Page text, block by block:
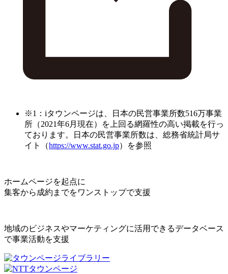
※1：iタウンページは、日本の民営事業所数516万事業
所（2021年6月現在）を上回る網羅性の高い掲載を行っ
ております。日本の民営事業所数は、総務省統計局サ
イト（https://www.stat.go.jp）を参照
ホームページを起点に
集客から成約までをワンストップで支援
地域のビジネスやマーケティングに活用できるデータベース
で事業活動を支援